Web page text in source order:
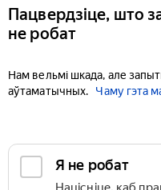
Пацвердзіце, што
не робат
Нам вельмі шкада, але
аўтаматычных.
Чаму гэта
Я не робат